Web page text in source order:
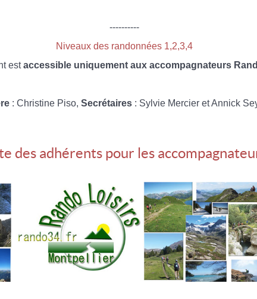
----------
Niveaux des randonnées 1,2,3,4
estaccessible uniquement aux accompagnateurs
: Christine Piso, Secrétaires : Sylvie Mercier et Annick
des adhérents pour les